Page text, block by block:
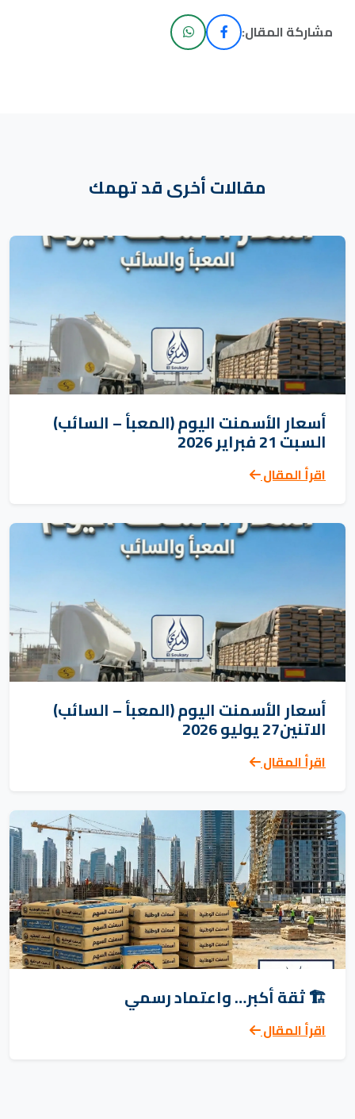
مشاركة المقال:
مقالات أخرى قد تهمك
أسعار الأسمنت اليوم (المعبأ – السائب)
السبت 21 فبراير 2026
اقرأ المقال
أسعار الأسمنت اليوم (المعبأ – السائب)
الاتنين27 يوليو 2026
اقرأ المقال
🏗️ ثقة أكبر… واعتماد رسمي
اقرأ المقال